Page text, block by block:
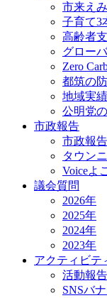
市来え
子育て3
高齢者
グロー
Zero
都筑の
地域実
公明党
市政報告
市政報告
タウン
Voiceよ
議会質問
2026年
2025年
2024年
2023年
アクティビテ
活動報告
SNSバ